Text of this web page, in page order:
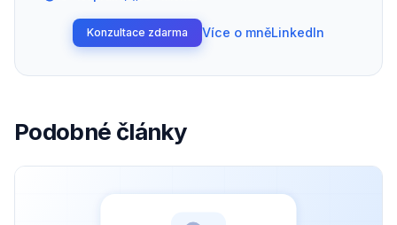
Konzultace zdarma Více o mněLinkedIn
Podobné články